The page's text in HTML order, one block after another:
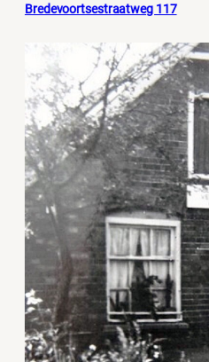
Bredevoortsestraatweg 117